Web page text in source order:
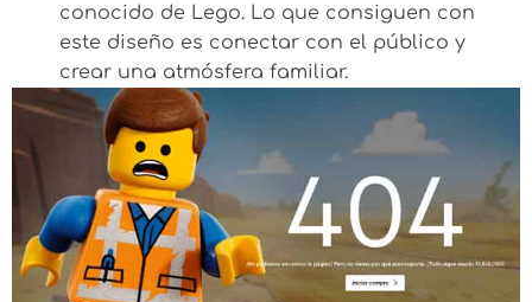
conocido de Lego. Lo que consiguen con
este diseño es conectar con el público y
crear una atmósfera familiar.